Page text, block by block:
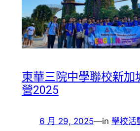
東華三院中學聯校新加
營2025
6 月 29, 2025—in 學校活